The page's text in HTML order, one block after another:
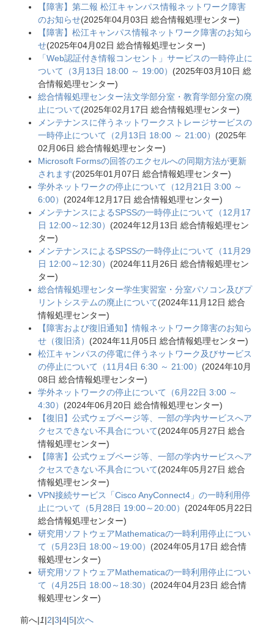
【障害】第二報 松江キャンパス情報ネットワーク障害
のお知らせ(2025年04月03日 総合情報処理センター)
【障害】松江キャンパス情報ネットワーク障害のお知ら
せ(2025年04月02日 総合情報処理センター)
「Web認証付き情報コンセント」サービスの一時停止に
ついて（3月13日 18:00 ～ 19:00） (2025年03月10日 総
合情報処理センター)
総合情報処理センター法文学部分室・教育学部分室の廃
止について(2025年02月17日 総合情報処理センター)
メンテナンスに伴うネットワークストレージサービスの
一時停止について（2月13日 18:00 ～ 21:00） (2025年
02月06日 総合情報処理センター)
Microsoft Formsの回答のエクセルへの同期方法が更新
されます(2025年01月07日 総合情報処理センター)
学外ネットワークの停止について（12月21日 3:00 ～
6:00） (2024年12月17日 総合情報処理センター)
メンテナンスによるSPSSの一時停止について（12月17
日 12:00～12:30） (2024年12月13日 総合情報処理セン
ター)
メンテナンスによるSPSSの一時停止について（11月29
日 12:00～12:30） (2024年11月26日 総合情報処理セン
ター)
総合情報処理センター学生実習室・分室パソコン及びプ
リントシステムの廃止について(2024年11月12日 総合
情報処理センター)
【障害および復旧通知】情報ネットワーク障害のお知ら
せ（復旧済） (2024年11月05日 総合情報処理センター)
松江キャンパスの停電に伴うネットワーク及びサービス
の停止について（11月4日 6:30 ～ 21:00） (2024年10月
08日 総合情報処理センター)
学外ネットワークの停止について（6月22日 3:00 ～
4:30） (2024年06月20日 総合情報処理センター)
【復旧】公式ウェブページ等、一部の学内サービスへア
クセスできない不具合について(2024年05月27日 総合
情報処理センター)
【障害】公式ウェブページ等、一部の学内サービスへア
クセスできない不具合について(2024年05月27日 総合
情報処理センター)
VPN接続サービス「Cisco AnyConnect4」の一時利用停
止について（5月28日 19:00～20:00） (2024年05月22日
総合情報処理センター)
研究用ソフトウェアMathematicaの一時利用停止につい
て（5月23日 18:00～19:00） (2024年05月17日 総合情
報処理センター)
研究用ソフトウェアMathematicaの一時利用停止につい
て（4月25日 18:00～18:30） (2024年04月23日 総合情
報処理センター)
前へ|1|2|3|4|5|次へ